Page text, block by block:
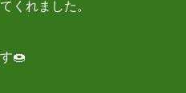
くれました。
🍩